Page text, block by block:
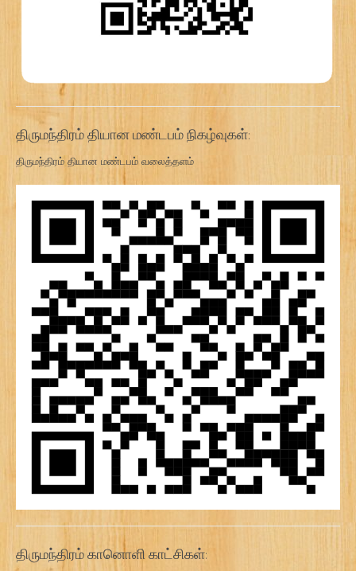
திருமந்திரம் தியான மண்டபம் நிகழ்வுகள்:
திருமந்திரம் தியான மண்டபம் வலைத்தளம்
திருமந்திரம் கானொளி காட்சிகள்: